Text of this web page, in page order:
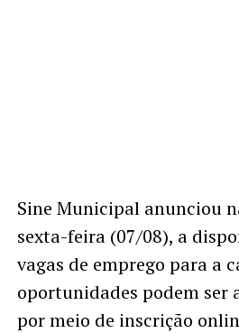
Sine Municipal anunciou
sexta-feira (07/08), a
vagas de emprego para a
oportunidades podem ser
por meio de inscrição